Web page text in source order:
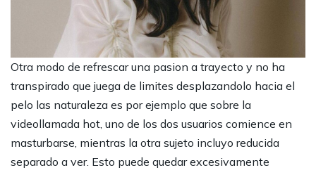
Otra modo de refrescar una pasion a trayecto y no ha
transpirado que juega de limites desplazandolo hacia el
pelo las naturaleza es por ejemplo que sobre la
videollamada hot, uno de los dos usuarios comience en
masturbarse, mientras la otra sujeto incluyo reducida
separado a ver. Esto puede quedar excesivamente